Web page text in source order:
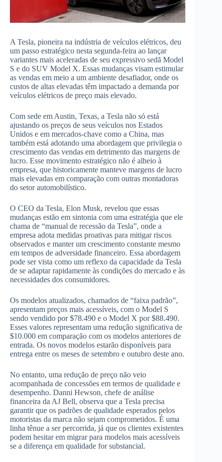
A Tesla, pioneira na indústria de veículos elétricos, deu
um passo estratégico nesta segunda-feira ao lançar
variantes mais aceleradas de seu expressivo sedã Model
S e do SUV Model X. Essas mudanças visam estimular
as vendas em meio a um ambiente desafiador, onde os
custos de altas elevadas têm impactado a demanda por
veículos elétricos de preço mais elevado.
Com sede em Austin, Texas, a Tesla não só está
ajustando os preços de seus veículos nos Estados
Unidos e em mercados-chave como a China, mas
também está adotando uma abordagem que privilegia o
crescimento das vendas em detrimento das margens de
lucro. Esse movimento estratégico não é alheio à
empresa, que historicamente manteve margens de lucro
mais elevadas em comparação com outras montadoras
do setor automobilístico.
O CEO da Tesla, Elon Musk, revelou que essas
mudanças estão em sintonia com uma estratégia que ele
chama de “manual de recessão da Tesla”, onde a
empresa adota medidas proativas para mitigar riscos
observados e manter um crescimento constante mesmo
em tempos de adversidade financeiro. Essa abordagem
pode ser vista como um reflexo da capacidade da Tesla
de se adaptar rapidamente às condições do mercado e às
necessidades dos consumidores.
Os modelos atualizados, chamados de “faixa padrão”,
apresentam preços mais acessíveis, com o Model S
sendo vendido por $78.490 e o Model X por $88.490.
Esses valores representam uma redução significativa de
$10.000 em comparação com os modelos anteriores de
entrada. Os novos modelos estarão disponíveis para
entrega entre os meses de setembro e outubro deste ano.
No entanto, uma redução de preço não veio
acompanhada de concessões em termos de qualidade e
desempenho. Danni Hewson, chefe de análise
financeira da AJ Bell, observa que a Tesla precisa
garantir que os padrões de qualidade esperados pelos
motoristas da marca não sejam comprometidos. É uma
linha tênue a ser percorrida, já que os clientes existentes
podem hesitar em migrar para modelos mais acessíveis
se a diferença em qualidade for substancial.